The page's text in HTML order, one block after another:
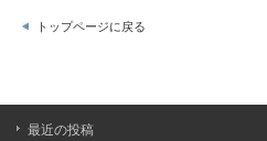
トップページに戻る
最近の投稿